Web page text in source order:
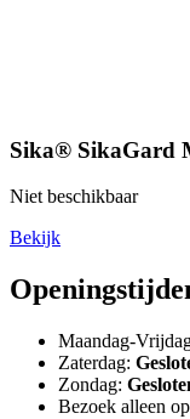
Sika® SikaGard
Niet beschikbaar
Bekijk
Maandag-
Zaterdag:
Zondag:
Bezoek alleen